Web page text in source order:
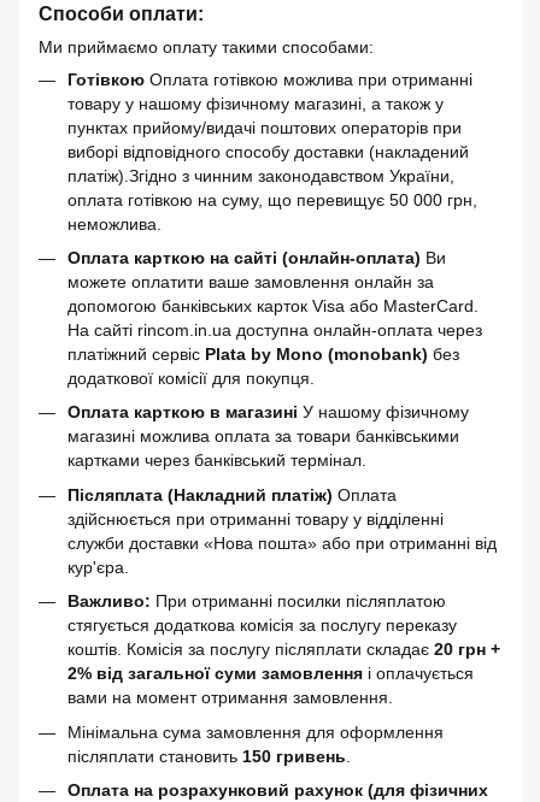
Способи оплати:
Ми приймаємо оплату такими способами:
Готівкою Оплата готівкою можлива при отриманні
товару у нашому фізичному магазині, а також у
пунктах прийому/видачі поштових операторів при
виборі відповідного способу доставки (накладений
платіж).Згідно з чинним законодавством України,
оплата готівкою на суму, що перевищує 50 000 грн,
неможлива.
Оплата карткою на сайті (онлайн-оплата) Ви
можете оплатити ваше замовлення онлайн за
допомогою банківських карток Visa або MasterCard.
На сайті rincom.in.ua доступна онлайн-оплата через
платіжний сервіс Plata by Mono (monobank) без
додаткової комісії для покупця.
Оплата карткою в магазині У нашому фізичному
магазині можлива оплата за товари банківськими
картками через банківський термінал.
Післяплата (Накладний платіж) Оплата
здійснюється при отриманні товару у відділенні
служби доставки «Нова пошта» або при отриманні від
кур'єра.
Важливо: При отриманні посилки післяплатою
стягується додаткова комісія за послугу переказу
коштів. Комісія за послугу післяплати складає 20 грн +
2% від загальної суми замовлення і оплачується
вами на момент отримання замовлення.
Мінімальна сума замовлення для оформлення
післяплати становить 150 гривень
Оплата на розрахунковий рахунок (для фізичних